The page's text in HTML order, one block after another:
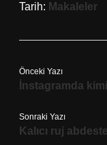
Tarih: Makaleler
Önceki Yazı
İnstagramda
Sonraki Yazı
Kalıcı ruj